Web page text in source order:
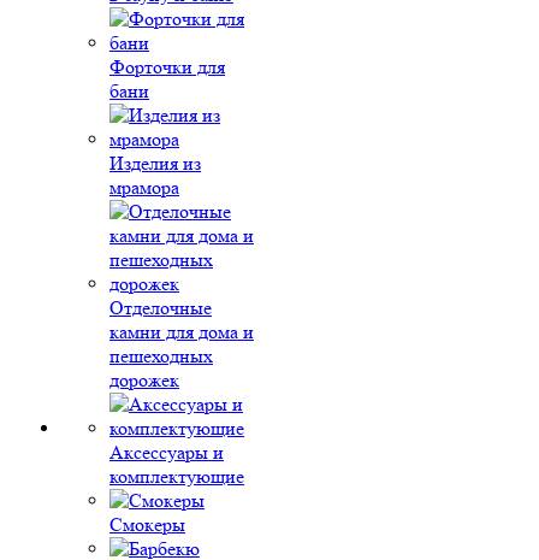
Форточки для
бани
Изделия из
мрамора
Отделочные
камни для дома и
пешеходных
дорожек
Аксессуары и
комплектующие
Смокеры